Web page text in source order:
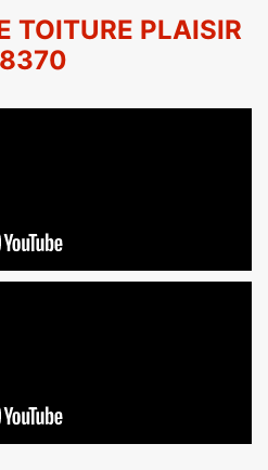
TOITURE PLAISIR